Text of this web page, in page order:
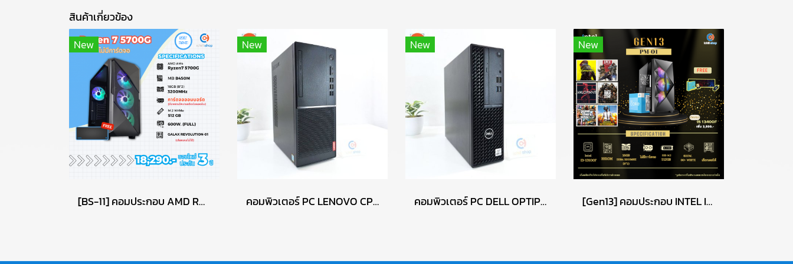
สินค้าเกี่ยวข้อง
New
[BS-11] คอมประกอบ AMD Ryzen 7 5700G / ไม่มีการ์ดจอ / DDR4 16GB 3200MHz / M.2 NVMe 512GB / PSU 600W. / CASE GALAX
New
คอมพิวเตอร์ PC LENOVO CPU : PENTIUM GOLD G5400/ RAM : DDR4 8GB 2400MHz / GPU : INTEL UHD GRAPHICS 610 / HDD : 1TB P15540
New
คอมพิวเตอร์ PC DELL OPTIPLEX 3080 / CPU : INTEL CORE I5-10500 / RAM : DDR4 8GB 2666MHz / HDD 1TB + SSD 256GB P15541
New
[Gen13] คอมประกอบ INTEL I3-13100F 3.4GHz 4C/8T / H610M / ไม่มีการ์ดจอ / 16GB DDR4 3200MHz / M.2 512GB / 600W 80+ White / เลือกเคสได้